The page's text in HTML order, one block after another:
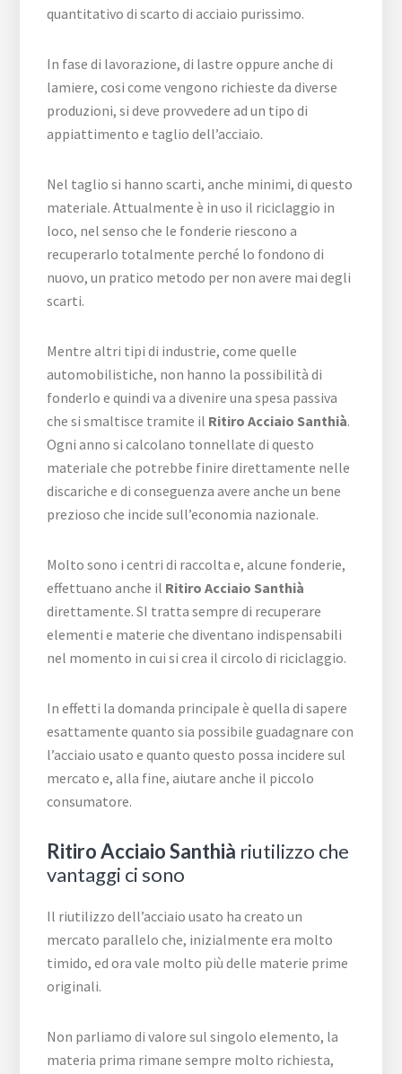
quantitativo di scarto di acciaio purissimo.
In fase di lavorazione, di lastre oppure anche di
lamiere, cosi come vengono richieste da diverse
produzioni, si deve provvedere ad un tipo di
appiattimento e taglio dell’acciaio.
Nel taglio si hanno scarti, anche minimi, di questo
materiale. Attualmente è in uso il riciclaggio in
loco, nel senso che le fonderie riescono a
recuperarlo totalmente perché lo fondono di
nuovo, un pratico metodo per non avere mai degli
scarti.
Mentre altri tipi di industrie, come quelle
automobilistiche, non hanno la possibilità di
fonderlo e quindi va a divenire una spesa passiva
che si smaltisce tramite il Ritiro Acciaio Santhià.
Ogni anno si calcolano tonnellate di questo
materiale che potrebbe finire direttamente nelle
discariche e di conseguenza avere anche un bene
prezioso che incide sull’economia nazionale.
Molto sono i centri di raccolta e, alcune fonderie,
effettuano anche il Ritiro Acciaio Santhià
direttamente. SI tratta sempre di recuperare
elementi e materie che diventano indispensabili
nel momento in cui si crea il circolo di riciclaggio.
In effetti la domanda principale è quella di sapere
esattamente quanto sia possibile guadagnare con
l’acciaio usato e quanto questo possa incidere sul
mercato e, alla fine, aiutare anche il piccolo
consumatore.
Ritiro Acciaio Santhià riutilizzo che
vantaggi ci sono
Il riutilizzo dell’acciaio usato ha creato un
mercato parallelo che, inizialmente era molto
timido, ed ora vale molto più delle materie prime
originali.
Non parliamo di valore sul singolo elemento, la
materia prima rimane sempre molto richiesta,